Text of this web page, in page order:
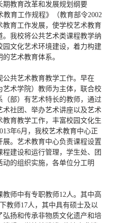
期教育改革和发展规划纲要
教育工作规程》（教育部令2002
教育工作发展，使学校艺术教育
我校将公共艺术类课程教学纳
园文化艺术环境建设，着力构建
艺术教育体系。
公共艺术教育教学工作。早在
术学院）教师为主体，联合校
（部）有艺术特长的教师，通过
社团、举办艺术讲座以及艺术
育教学工作，丰富校园文化生
年6月，我校艺术教育中心正
。艺术教育中心负责课程设置
建设和运行管理，学生处、团
的组织实施，各单位分工明
教师中有专职教师12人。其中高
教师17人，其中具有硕士及以
弘扬和传承非物质文化遗产和培